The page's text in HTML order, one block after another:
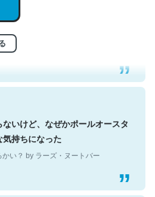
人は原文もお勧め。自分はこの流
Then Covid hit. Shit.
い？ by ラーズ・ヌートバー
いけど、なぜかポールオースタ
持ちになった